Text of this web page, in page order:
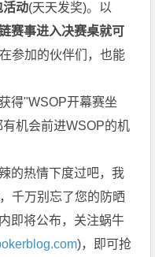
活动(天天发奖)。以
赛事进入决赛桌就可
参加的伙伴们，也能
得"WSOP开幕赛坐
机会前进WSOP的机
的热情下度过吧，我
千万别忘了您的防晒
即将公布，关注蜗牛
)，即可抢